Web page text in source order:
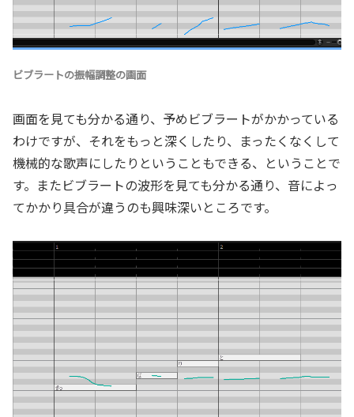
ビブラートの振幅調整の画面
画面を見ても分かる通り、予めビブラートがかかっている
わけですが、それをもっと深くしたり、まったくなくして
機械的な歌声にしたりということもできる、ということで
す。またビブラートの波形を見ても分かる通り、音によっ
てかかり具合が違うのも興味深いところです。